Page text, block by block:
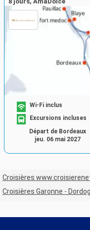
Wi-Fi inclus
Excursions incluses
Départ de Bordeaux
jeu. 06 mai 2027
Croisières
Croisières Garonne -